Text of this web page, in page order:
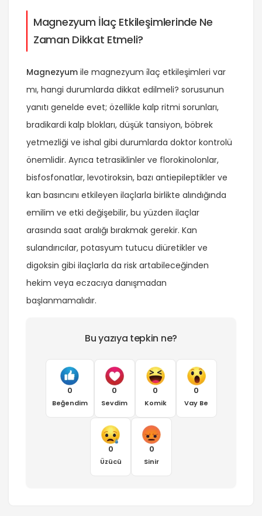
Magnezyum İlaç Etkileşimlerinde Ne
Zaman Dikkat Etmeli?
Magnezyum ile magnezyum i̇laç etkileşimleri var
mı, hangi durumlarda dikkat edilmeli? sorusunun
yanıtı genelde evet; özellikle kalp ritmi sorunları,
bradikardi kalp blokları, düşük tansiyon, böbrek
yetmezliği ve ishal gibi durumlarda doktor kontrolü
önemlidir. Ayrıca tetrasiklinler ve florokinolonlar,
bisfosfonatlar, levotiroksin, bazı antiepileptikler ve
kan basıncını etkileyen ilaçlarla birlikte alındığında
emilim ve etki değişebilir, bu yüzden ilaçlar
arasında saat aralığı bırakmak gerekir. Kan
sulandırıcılar, potasyum tutucu diüretikler ve
digoksin gibi ilaçlarla da risk artabileceğinden
hekim veya eczacıya danışmadan
başlanmamalıdır.
Bu yazıya tepkin ne?
0
Beğendim
0
Sevdim
0
Komik
0
Vay Be
0
Üzücü
0
Sinir